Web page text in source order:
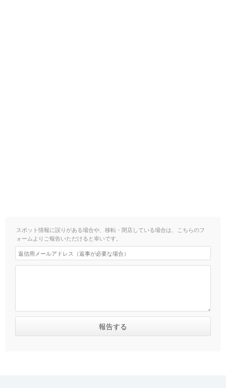
スポット情報に誤りがある場合や、移転・閉店している場合は、こちらのフ
ォームよりご報告いただけると幸いです。